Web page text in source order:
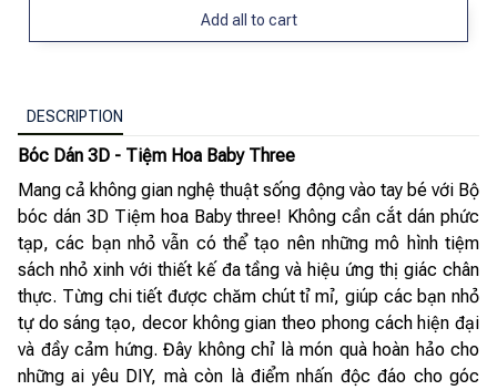
Add all to cart
DESCRIPTION
Bóc Dán 3D - Tiệm Hoa Baby Three
Mang cả không gian nghệ thuật sống động vào tay bé với Bộ
bóc dán 3D Tiệm hoa Baby three! Không cần cắt dán phức
tạp, các bạn nhỏ vẫn có thể tạo nên những mô hình tiệm
sách nhỏ xinh với thiết kế đa tầng và hiệu ứng thị giác chân
thực. Từng chi tiết được chăm chút tỉ mỉ, giúp các bạn nhỏ
tự do sáng tạo, decor không gian theo phong cách hiện đại
và đầy cảm hứng. Đây không chỉ là món quà hoàn hảo cho
những ai yêu DIY, mà còn là điểm nhấn độc đáo cho góc